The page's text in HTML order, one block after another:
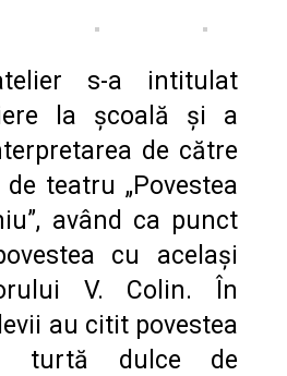
s-a intitulat
la școală și a
de către
teatru „Povestea
având ca punct
cu același
V. Colin. În
au citit povestea
turtă dulce de